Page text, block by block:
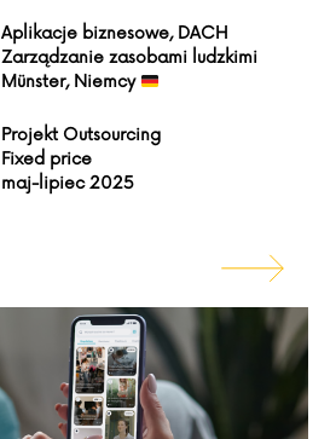
Aplikacje biznesowe, DACH
Zarządzanie zasobami ludzkimi
Münster, Niemcy
Projekt Outsourcing
Fixed price
maj-lipiec 2025